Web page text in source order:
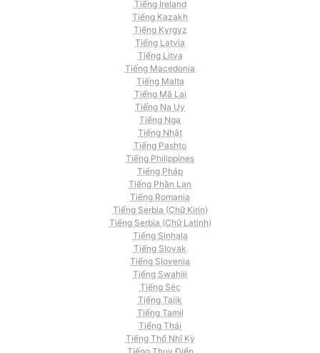
Tiếng Ireland
Tiếng Kazakh
Tiếng Kyrgyz
Tiếng Latvia
Tiếng Litva
Tiếng Macedonia
Tiếng Malta
Tiếng Mã Lai
Tiếng Na Uy
Tiếng Nga
Tiếng Nhật
Tiếng Pashto
Tiếng Philippines
Tiếng Pháp
Tiếng Phần Lan
Tiếng Romania
Tiếng Serbia (Chữ Kirin)
Tiếng Serbia (Chữ Latinh)
Tiếng Sinhala
Tiếng Slovak
Tiếng Slovenia
Tiếng Swahili
Tiếng Séc
Tiếng Tajik
Tiếng Tamil
Tiếng Thái
Tiếng Thổ Nhĩ Kỳ